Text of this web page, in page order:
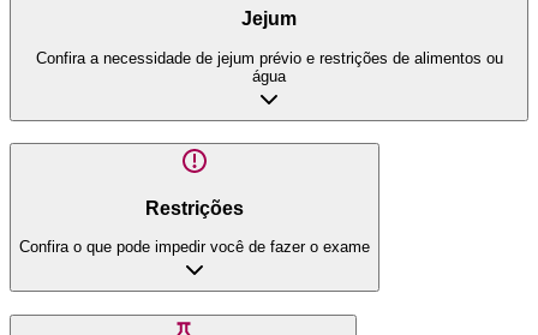
Jejum
Confira a necessidade de jejum prévio e restrições de alimentos ou
água
Restrições
Confira o que pode impedir você de fazer o exame